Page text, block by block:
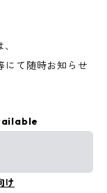
にて随時お知らせ
け